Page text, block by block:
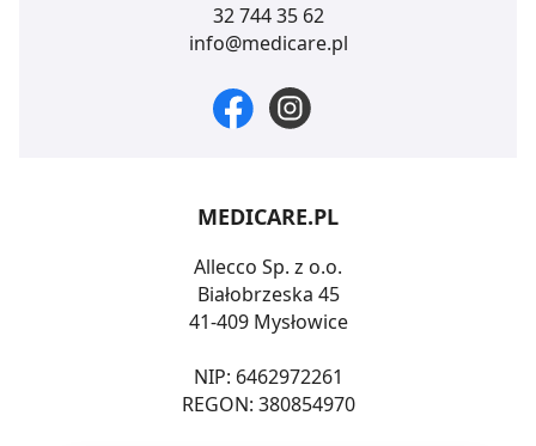
32 744 35 62
info@medicare.pl
MEDICARE.PL
Allecco Sp. z o.o.
Białobrzeska 45
41-409 Mysłowice
NIP: 6462972261
REGON: 380854970